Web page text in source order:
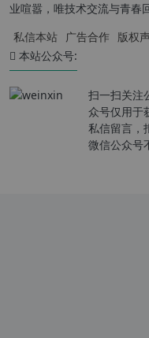
业喧嚣，唯技术交流与青春
私信本站 广告合作 版权
本站公众号:
扫一扫关注
众号仅用于
私信留言，
微信公众号